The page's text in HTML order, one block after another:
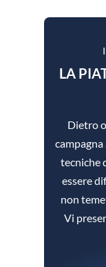
LA
Dietro
tecniche
essere
non
Vi